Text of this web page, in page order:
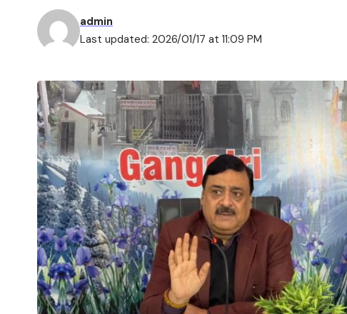
Last updated: 2026/01/17 at 11:09 PM
admin